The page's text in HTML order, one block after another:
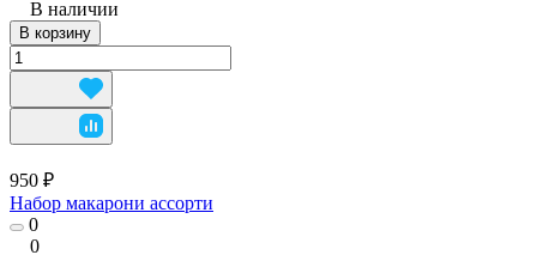
В наличии
В корзину
950 ₽
Набор макарони ассорти
0
0